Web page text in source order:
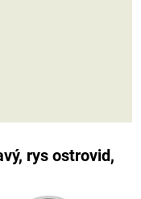
rys ostrovid,